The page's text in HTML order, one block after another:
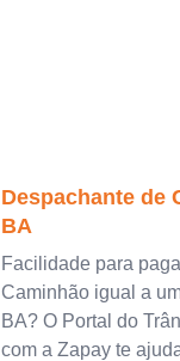
Despachante de
BA
Facilidade para
Caminhão igual a
BA? O Portal do
com a Zapay te